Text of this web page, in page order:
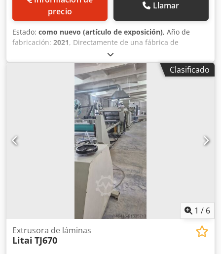
precio
Llamar
Estado: como nuevo (artículo de exposición), Año de
fabricación: 2021, Directamente de una fábrica de
productos sin carne cerrada, inaugurada en 2021. Toda la
maquinaria está prácticamente nueva y es de 2021 y 2022,
con muy pocas horas de uso. Puede venderse como línea
completa. Precio solo para usuarios finales. Coste nuevo de
GEA £1.66M. Cjdpfeyvav Nsx Aagjrf
Clasificado
1 / 6
Extrusora de láminas
Litai TJ670